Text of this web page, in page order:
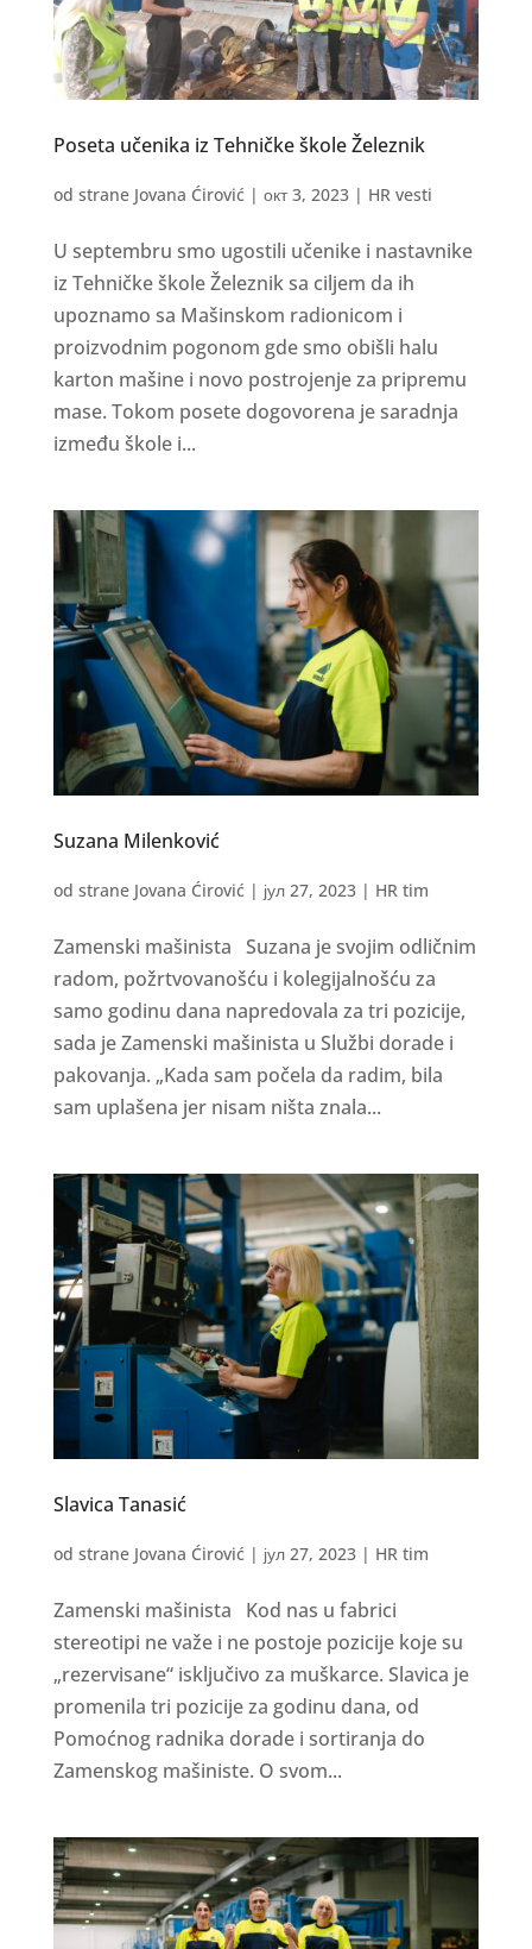
Poseta učenika iz Tehničke škole Železnik
od strane Jovana Ćirović| окт 3, 2023| HR vesti
U septembru smo ugostili učenike i nastavnike
iz Tehničke škole Železnik sa ciljem da ih
upoznamo sa Mašinskom radionicom i
proizvodnim pogonom gde smo obišli halu
karton mašine i novo postrojenje za pripremu
mase. Tokom posete dogovorena je saradnja
između škole i...
Suzana Milenković
od strane Jovana Ćirović| јул 27, 2023| HR tim
Zamenski mašinista Suzana je svojim odličnim
radom, požrtvovanošću i kolegijalnošću za
samo godinu dana napredovala za tri pozicije,
sada je Zamenski mašinista u Službi dorade i
pakovanja. „Kada sam počela da radim, bila
sam uplašena jer nisam ništa znala...
Slavica Tanasić
od strane Jovana Ćirović| јул 27, 2023| HR tim
Zamenski mašinista Kod nas u fabrici
stereotipi ne važe i ne postoje pozicije koje su
„rezervisane“ isključivo za muškarce. Slavica je
promenila tri pozicije za godinu dana, od
Pomoćnog radnika dorade i sortiranja do
Zamenskog mašiniste. O svom...